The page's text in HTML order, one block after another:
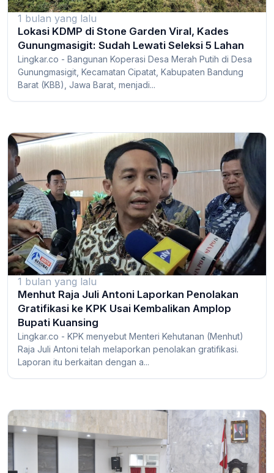
1 bulan yang lalu
Lokasi KDMP di Stone Garden Viral, Kades
Gunungmasigit: Sudah Lewati Seleksi 5 Lahan
Lingkar.co - Bangunan Koperasi Desa Merah Putih di Desa
Gunungmasigit, Kecamatan Cipatat, Kabupaten Bandung
Barat (KBB), Jawa Barat, menjadi...
1 bulan yang lalu
Menhut Raja Juli Antoni Laporkan Penolakan
Gratifikasi ke KPK Usai Kembalikan Amplop
Bupati Kuansing
Lingkar.co - KPK menyebut Menteri Kehutanan (Menhut)
Raja Juli Antoni telah melaporkan penolakan gratifikasi.
Laporan itu berkaitan dengan a...